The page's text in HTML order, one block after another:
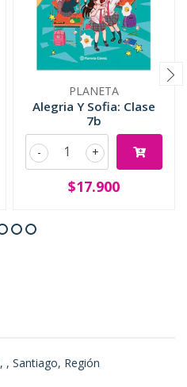
PLANETA
Alegria Y Sofia: Clase
7b
+
-
$17.900
, Santiago, Región